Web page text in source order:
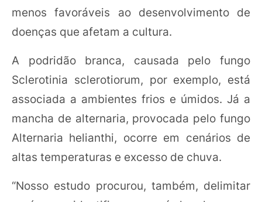
menos favoráveis ao desenvolvimento de
doenças que afetam a cultura.
A podridão branca, causada pelo fungo
Sclerotinia sclerotiorum, por exemplo, está
associada a ambientes frios e úmidos. Já a
mancha de alternaria, provocada pelo fungo
Alternaria helianthi, ocorre em cenários de
altas temperaturas e excesso de chuva.
“Nosso estudo procurou, também, delimitar